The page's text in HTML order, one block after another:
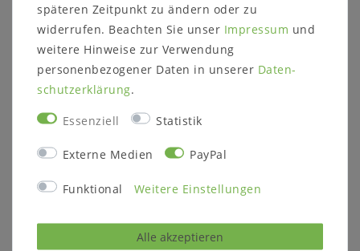
4-Fuß-Esstisch mit Auszugfunktion
Tischplattenstärke: 30 mm
Tischhöhe: 76 cm
Zargenhöhe: 9 cm
mit 60 cm Einlegeplatte, wahlweise
140/200x80, 160/220x80, 180/240x80
späteren Zeitpunkt zu ändern oder zu
widerrufen. Beachten Sie unser Impressum und
weitere Hinweise zur Verwendung
personenbezogener Daten in unserer Daten­
schutz­erklärung.
Essenziell Statistik
Externe Medien PayPal
Funktional Weitere Einstellungen
Alle akzeptieren